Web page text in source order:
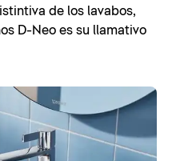
de los lavabos,
D-Neo es su llamativo